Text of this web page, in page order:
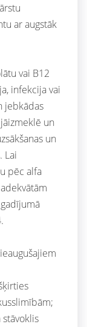
ar augstāk
vai B12
infekcija vai
jebkādas
un
un
Lai
pēc alfa